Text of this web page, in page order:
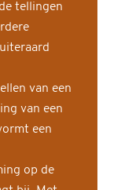
tellingen
van een
van een
een
op de